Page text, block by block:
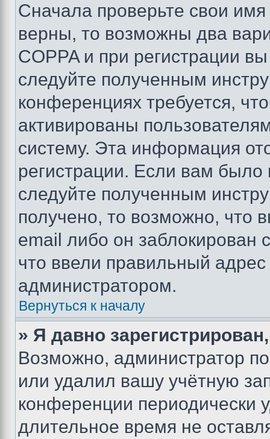
Сначала проверьте свои
верны, то возможны два
COPPA и при регистрации
следуйте полученным
конференциях требуется,
активированы
систему. Эта информация
регистрации. Если вам
следуйте полученным
получено, то возможно, что
email либо он
что ввели правильный адрес
администратором.
Вернуться к началу
» Я давно
Возможно, администратор
или удалил вашу учётную
конференции периодически
длительное время не